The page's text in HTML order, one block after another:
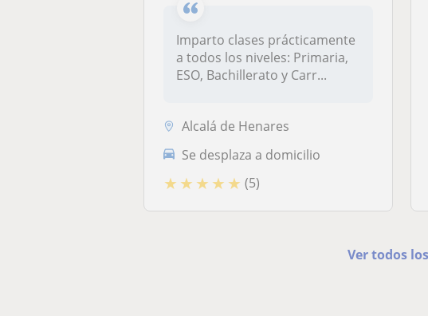
Imparto clases prácticamente
a todos los niveles: Primaria,
ESO, Bachillerato y Carr...
Alcalá de Henares
Se desplaza a domicilio
★ ★ ★ ★ ★ (5)
Ver todos